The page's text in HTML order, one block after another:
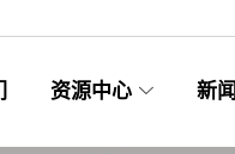
资源中心 新闻